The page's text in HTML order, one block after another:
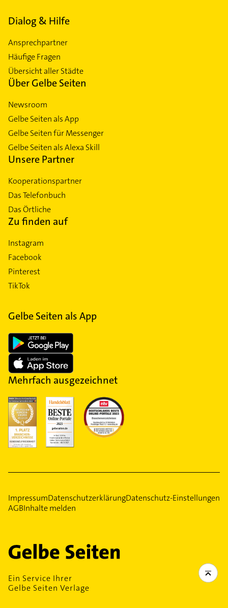
Dialog & Hilfe
Ansprechpartner
Häufige Fragen
Übersicht aller Städte
Über Gelbe Seiten
Newsroom
Gelbe Seiten als App
Gelbe Seiten für Messenger
Gelbe Seiten als Alexa Skill
Unsere Partner
Kooperationspartner
Das Telefonbuch
Das Örtliche
Zu finden auf
Instagram
Facebook
Pinterest
TikTok
Gelbe Seiten als App
Mehrfach ausgezeichnet
ImpressumDatenschutzerklärungDatenschutz-Einstellungen
AGBInhalte melden
Ein Service Ihrer
Gelbe Seiten Verlage